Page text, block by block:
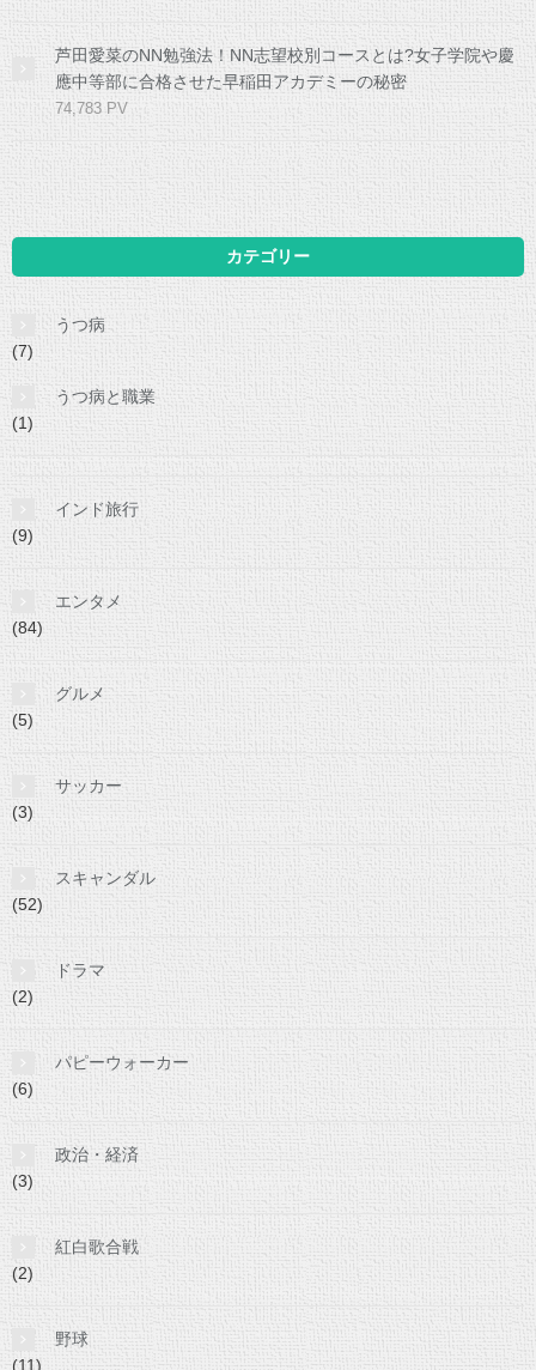
芦田愛菜のNN勉強法！NN志望校別コースとは?女子学院や慶
應中等部に合格させた早稲田アカデミーの秘密
74,783 PV
カテゴリー
うつ病
(7)
うつ病と職業
(1)
インド旅行
(9)
エンタメ
(84)
グルメ
(5)
サッカー
(3)
スキャンダル
(52)
ドラマ
(2)
パピーウォーカー
(6)
政治・経済
(3)
紅白歌合戦
(2)
野球
(11)